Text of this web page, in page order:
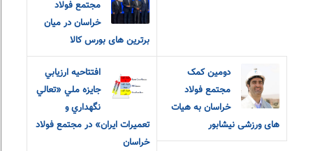
مجتمع فولاد
خراسان در میان
برترین های بورس کالا
دومین کمک
مجتمع فولاد
خراسان به هیات
های ورزشی نیشابور
افتتاحيه ارزيابي
جايزه ملي «تعالي
نگهداري و
تعميرات ايران» در مجتمع فولاد
خراسان